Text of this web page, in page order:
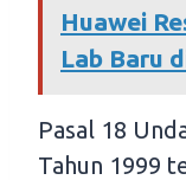
Huawei
Lab Baru
Pasal 18
Tahun 1999